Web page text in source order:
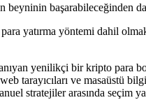
başarabileceğinden
yatırma yöntemi dahil
yenilikçi bir kripto para
tarayıcıları ve masaüstü
stratejiler arasında seçim